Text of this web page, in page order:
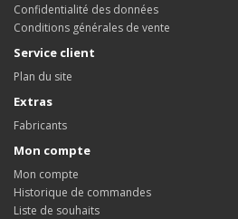
Confidentialité des données
Conditions générales de vente
Service client
Plan du site
Extras
Fabricants
Mon compte
Mon compte
Historique de commandes
Liste de souhaits